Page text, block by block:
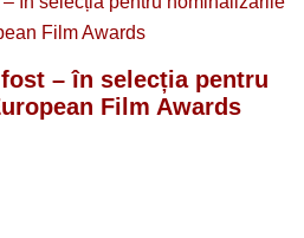
– în selecția pentru
Film Awards